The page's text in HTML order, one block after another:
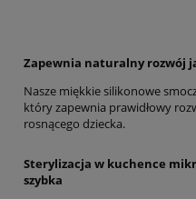
Zapewnia naturalny rozwój
Nasze miękkie silikonowe
który zapewnia prawidłowy
rosnącego dziecka.
Sterylizacja w kuchence
szybka